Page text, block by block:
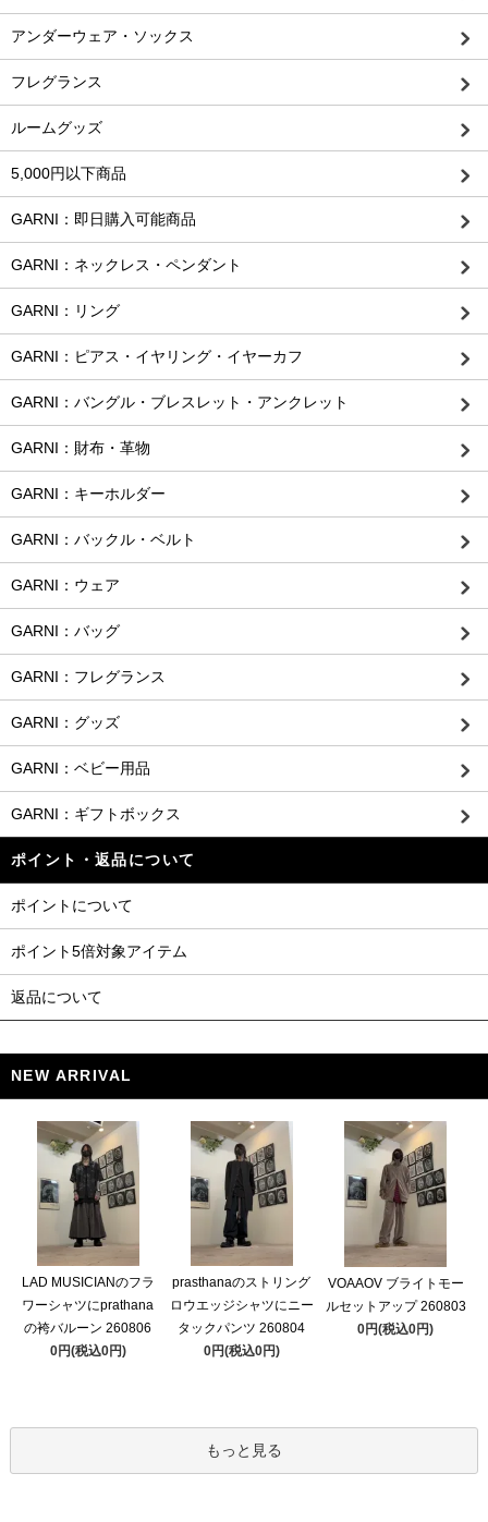
アンダーウェア・ソックス
フレグランス
ルームグッズ
5,000円以下商品
GARNI：即日購入可能商品
GARNI：ネックレス・ペンダント
GARNI：リング
GARNI：ピアス・イヤリング・イヤーカフ
GARNI：バングル・ブレスレット・アンクレット
GARNI：財布・革物
GARNI：キーホルダー
GARNI：バックル・ベルト
GARNI：ウェア
GARNI：バッグ
GARNI：フレグランス
GARNI：グッズ
GARNI：ベビー用品
GARNI：ギフトボックス
ポイント・返品について
ポイントについて
ポイント5倍対象アイテム
返品について
NEW ARRIVAL
LAD MUSICIANのフラ
ワーシャツにprathana
の袴バルーン 260806
0円(税込0円)
prasthanaのストリング
ロウエッジシャツにニー
タックパンツ 260804
0円(税込0円)
VOAAOV ブライトモー
ルセットアップ 260803
0円(税込0円)
もっと見る